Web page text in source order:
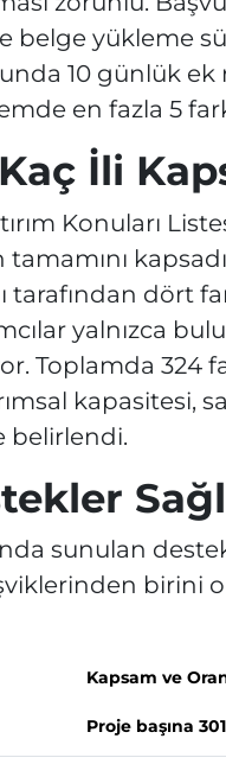
yükleme
10 günlük ek
en fazla 5
İli
Konuları
tarafından dört
yalnızca
Toplamda 324
kapasitesi,
belirlendi.
sunulan
birini
Kapsam ve
Proje başına